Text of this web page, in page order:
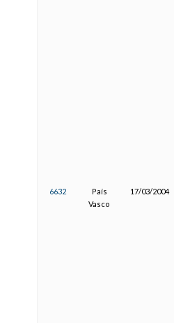
6632
País
Vasco
17/03/2004